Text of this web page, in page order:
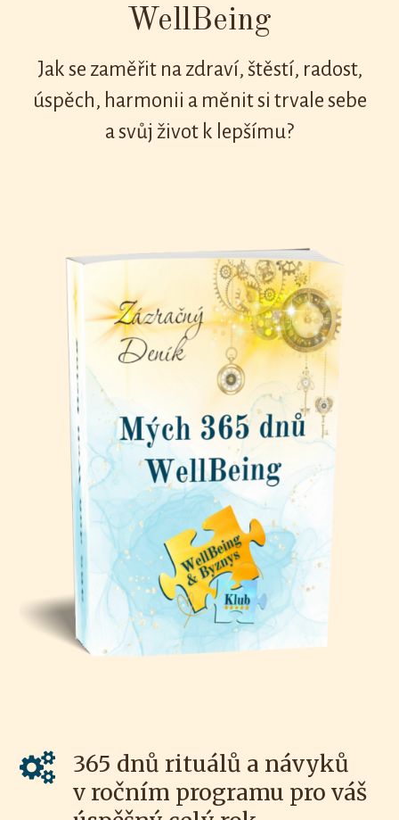
WellBeing
Jak se zaměřit na zdraví, štěstí, radost,
úspěch, harmonii a měnit si trvale sebe
a svůj život k lepšímu?
365 dnů rituálů a návyků
v ročním programu pro váš